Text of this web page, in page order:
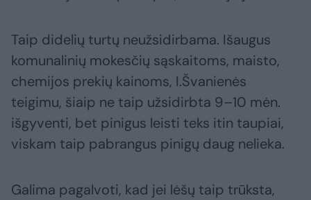
Taip didelių turtų neužsidirbama. Išaugus
komunalinių mokesčių sąskaitoms, maisto,
chemijos prekių kainoms, I.Švanienės
teigimu, šiaip ne taip užsidirbta 9–10 mėn.
išgyventi, bet pinigus leisti teks itin taupiai,
viskam taip pabrangus pinigų daug nelieka.
Galima pagalvoti, kad jei lėšų taip trūksta,